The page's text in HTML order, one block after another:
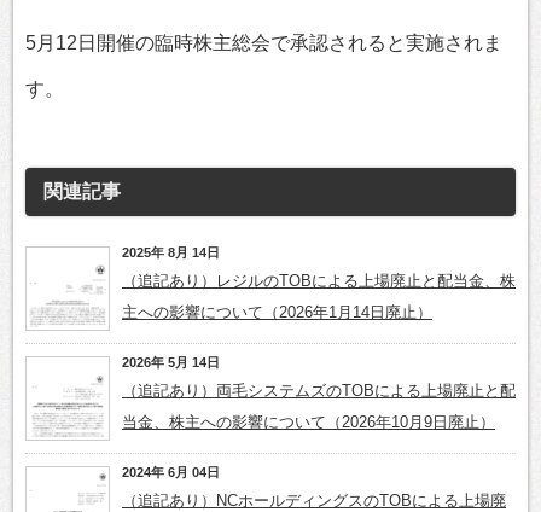
5月12日開催の臨時株主総会で承認されると実施されま
す。
関連記事
2025年 8月 14日
（追記あり）レジルのTOBによる上場廃止と配当金、株
主への影響について（2026年1月14日廃止）
2026年 5月 14日
（追記あり）両毛システムズのTOBによる上場廃止と配
当金、株主への影響について（2026年10月9日廃止）
2024年 6月 04日
（追記あり）NCホールディングスのTOBによる上場廃